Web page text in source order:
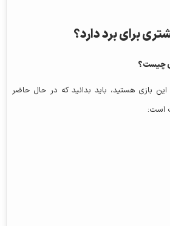
برای برد دارد؟
چیست؟
بازی هستید، باید بدانید که در حال حاضر
است: